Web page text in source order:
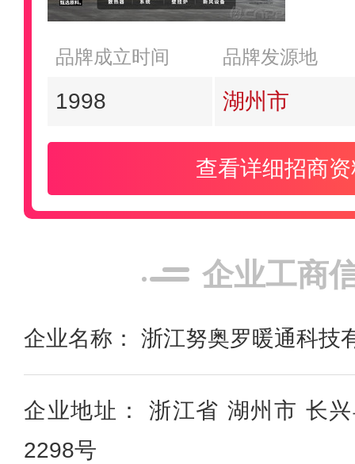
品牌成立时间
1998
品牌发源地
湖州市
查看详细招商
企业工商
企业名称： 浙江努奥罗暖通科技
企业地址： 浙江省 湖州市 长
2298号